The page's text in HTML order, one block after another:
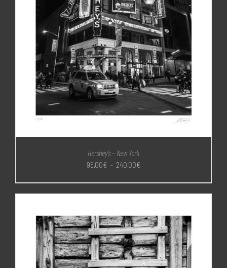
Hershey’s – New York
95,00€ – 240,00€
prix :
240,00€